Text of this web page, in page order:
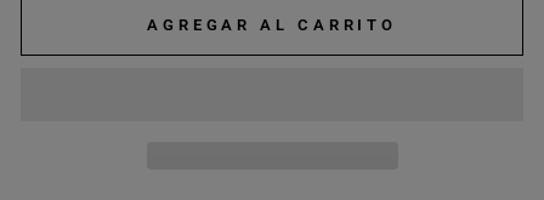
AGREGAR AL CARRITO